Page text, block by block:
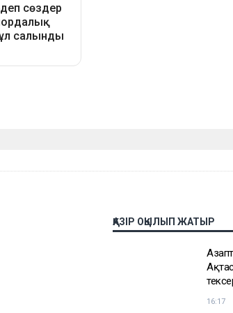
ҚАЗІР ОҚЫЛЫП ЖАТЫР
16:17